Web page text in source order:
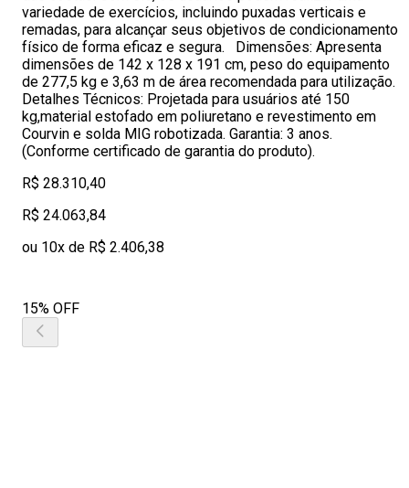
variedade de exercícios, incluindo puxadas verticais e
remadas, para alcançar seus objetivos de condicionamento
físico de forma eficaz e segura. Dimensões: Apresenta
dimensões de 142 x 128 x 191 cm, peso do equipamento
de 277,5 kg e 3,63 m de área recomendada para utilização.
Detalhes Técnicos: Projetada para usuários até 150
kg,material estofado em poliuretano e revestimento em
Courvin e solda MIG robotizada. Garantia: 3 anos.
(Conforme certificado de garantia do produto).
R$ 28.310,40
R$ 24.063,84
ou 10x de R$ 2.406,38
15% OFF